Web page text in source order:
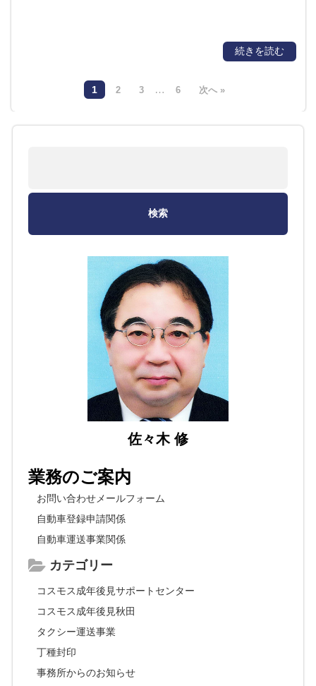
続きを読む
1 2 3 … 6 次へ »
佐々木 修
業務のご案内
お問い合わせメールフォーム
自動車登録申請関係
自動車運送事業関係
カテゴリー
コスモス成年後見サポートセンター
コスモス成年後見秋田
タクシー運送事業
丁種封印
事務所からのお知らせ